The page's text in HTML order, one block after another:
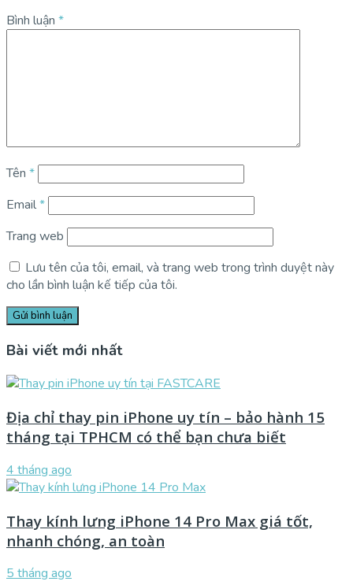
Bình luận *
Tên *
Email*
Trang web
Lưu tên của tôi, email, và trang web trong trình duyệt này
cho lần bình luận kế tiếp của tôi.
Bài viết mới nhất
Địa chỉ thay pin iPhone uy tín – bảo hành 15
tháng tại TPHCM có thể bạn chưa biết
4 tháng ago
Thay kính lưng iPhone 14 Pro Max giá tốt,
nhanh chóng, an toàn
5 tháng ago